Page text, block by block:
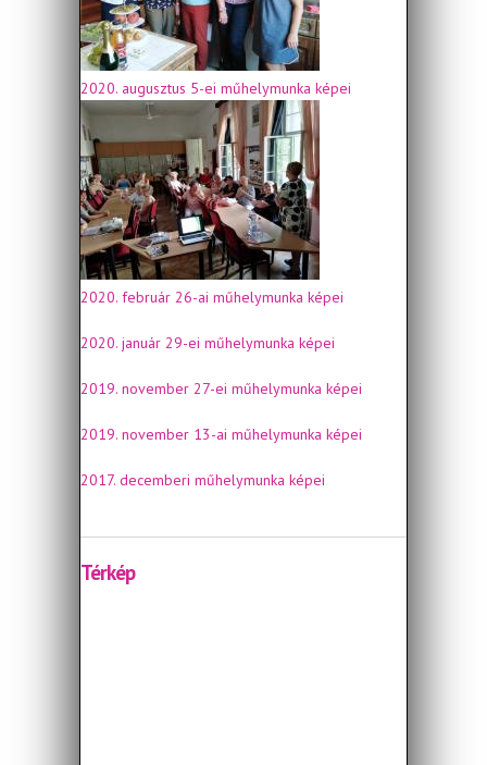
2020. augusztus 5-ei műhelymunka képei
2020. február 26-ai műhelymunka képei
2020. január 29-ei műhelymunka képei
2019. november 27-ei műhelymunka képei
2019. november 13-ai műhelymunka képei
2017. decemberi műhelymunka képei
Térkép